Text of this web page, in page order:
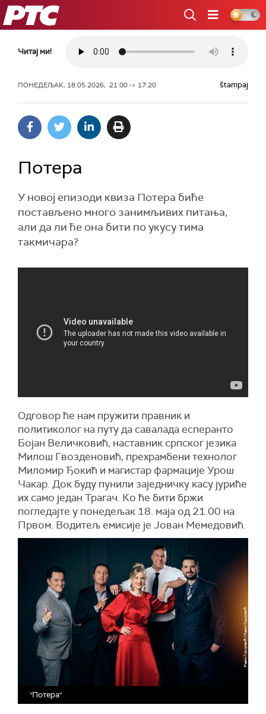
РТС
Читај ми!
ПОНЕДЕЉАК, 18.05.2026, 21:00 -> 17:20 štampaj
Потера
У новој епизоди квиза Потера биће
постављено много занимљивих питања,
али да ли ће она бити по укусу тима
такмичара?
Одговор ће нам пружити правник и
политиколог на путу да савалада есперанто
Бојан Величковић, наставник српског језика
Милош Гвозденовић, прехрамбени технолог
Миломир Ђокић и магистар фармације Урош
Чакар. Док буду пунили заједничку касу јуриће
их само један Трагач. Ко ће бити бржи
погледајте у понедељак 18. маја од 21.00 на
Првом. Водитељ емисије је Јован Мемедовић.
"Потера"